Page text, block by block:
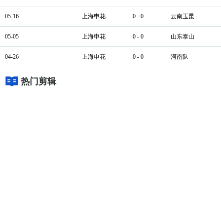
05-16 上海申花 0 - 0 云南玉昆
05-05 上海申花 0 - 0 山东泰山
04-26 上海申花 0 - 0 河南队
热门剪辑